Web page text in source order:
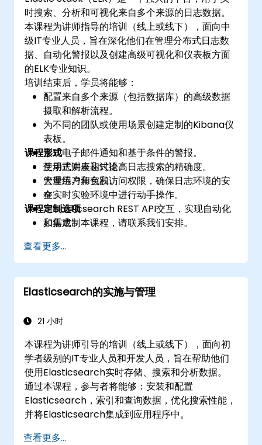
时搜索、分析和可视化来自多个来源的日志数据。
本课程为讲师指导的培训（线上或线下），面向中
级IT专业人员，旨在深化他们在管理分布式日志数
据、自动化警报以及创建高级可视化和仪表板方面
的ELK专业知识。
培训结束后，学员将能够：
配置来自多个来源（包括数据库）的高级数据
摄取和解析流程。
为不同的团队或使用场景创建定制的Kibana仪
表板。
实现电子邮件通知和基于条件的警报。
使用正则表达式提高日志搜索的精确度。
管理用户角色和访问权限，确保日志环境的安
全。
与Elasticsearch REST API交互，实现自动化
和集成。
课程形式
互动式讲座和讨论。
大量练习和实践。
在实时实验环境中进行动手操作。
课程定制选项
如需定制本课程，请联系我们安排。
查看更多...
Elasticsearch的实施与管理
21 小时
本课程为讲师引导的培训（线上或线下），面向初
学者级别的IT专业人员和开发人员，旨在帮助他们
使用Elasticsearch实时存储、搜索和分析数据。
通过本课程，参与者将能够：安装和配置
Elasticsearch，索引和查询数据，优化搜索性能，
并将Elasticsearch集成到应用程序中。
查看更多...